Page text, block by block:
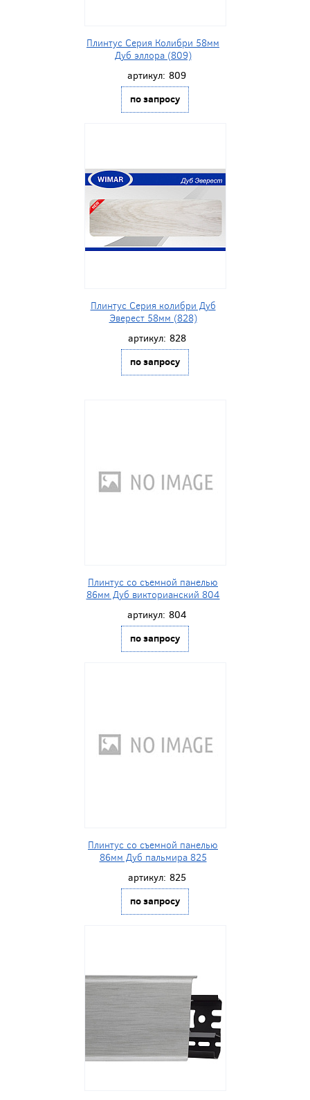
Плинтус Серия Колибри 58мм
Дуб эллора (809)
артикул: 809
по запросу
Плинтус Серия колибри Дуб
Эверест 58мм (828)
артикул: 828
по запросу
Плинтус со съемной панелью
86мм Дуб викторианский 804
артикул: 804
по запросу
Плинтус со съемной панелью
86мм Дуб пальмира 825
артикул: 825
по запросу